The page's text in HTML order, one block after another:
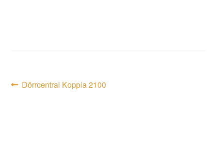
Inläggsnavigering
Föregående
Dörrcentral Koppla 2100